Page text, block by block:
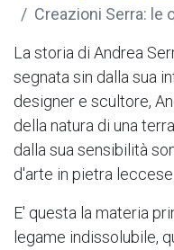
Creazioni Serra: le
La storia di Andrea
segnata sin dalla sua
designer e scultore,
della natura di una
dalla sua sensibilità
d'arte in pietra leccese.
E' questa la materia
legame indissolubile,